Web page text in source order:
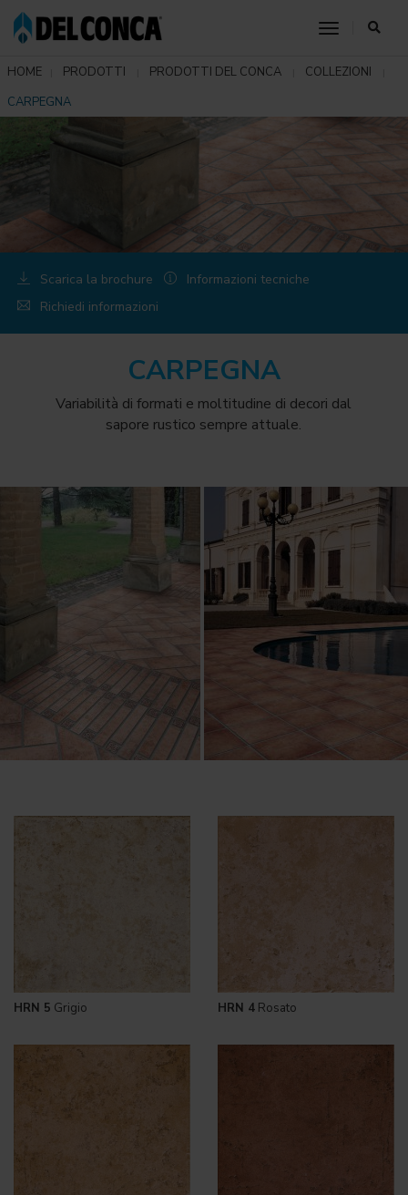
toggle
HOME PRODOTTI PRODOTTI DEL CONCA
COLLEZIONI
CARPEGNA
Scarica la brochure
Informazioni tecniche
Richiedi informazioni
CARPEGNA
Variabilità di formati e moltitudine di decori dal
sapore rustico sempre attuale.
HRN 5 Grigio HRN 4 Rosato